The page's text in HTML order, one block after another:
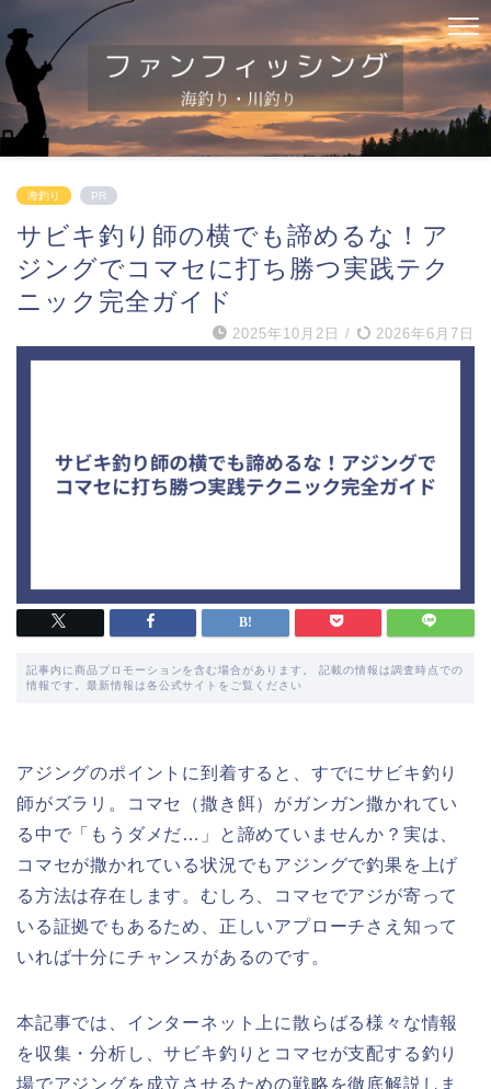
海釣り PR
サビキ釣り師の横でも諦めるな！ア
ジングでコマセに打ち勝つ実践テク
ニック完全ガイド
2025年10月2日 / 2026年6月7日
記事内に商品プロモーションを含む場合があります。 記載の情報は調査時点での
情報です。最新情報は各公式サイトをご覧ください
アジングのポイントに到着すると、すでにサビキ釣り
師がズラリ。コマセ（撒き餌）がガンガン撒かれてい
る中で「もうダメだ…」と諦めていませんか？実は、
コマセが撒かれている状況でもアジングで釣果を上げ
る方法は存在します。むしろ、コマセでアジが寄って
いる証拠でもあるため、正しいアプローチさえ知って
いれば十分にチャンスがあるのです。
本記事では、インターネット上に散らばる様々な情報
を収集・分析し、サビキ釣りとコマセが支配する釣り
場でアジングを成立させるための戦略を徹底解説しま